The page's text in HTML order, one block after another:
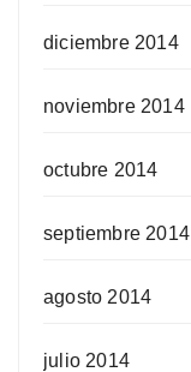
diciembre 2014
noviembre 2014
octubre 2014
septiembre 2014
agosto 2014
julio 2014